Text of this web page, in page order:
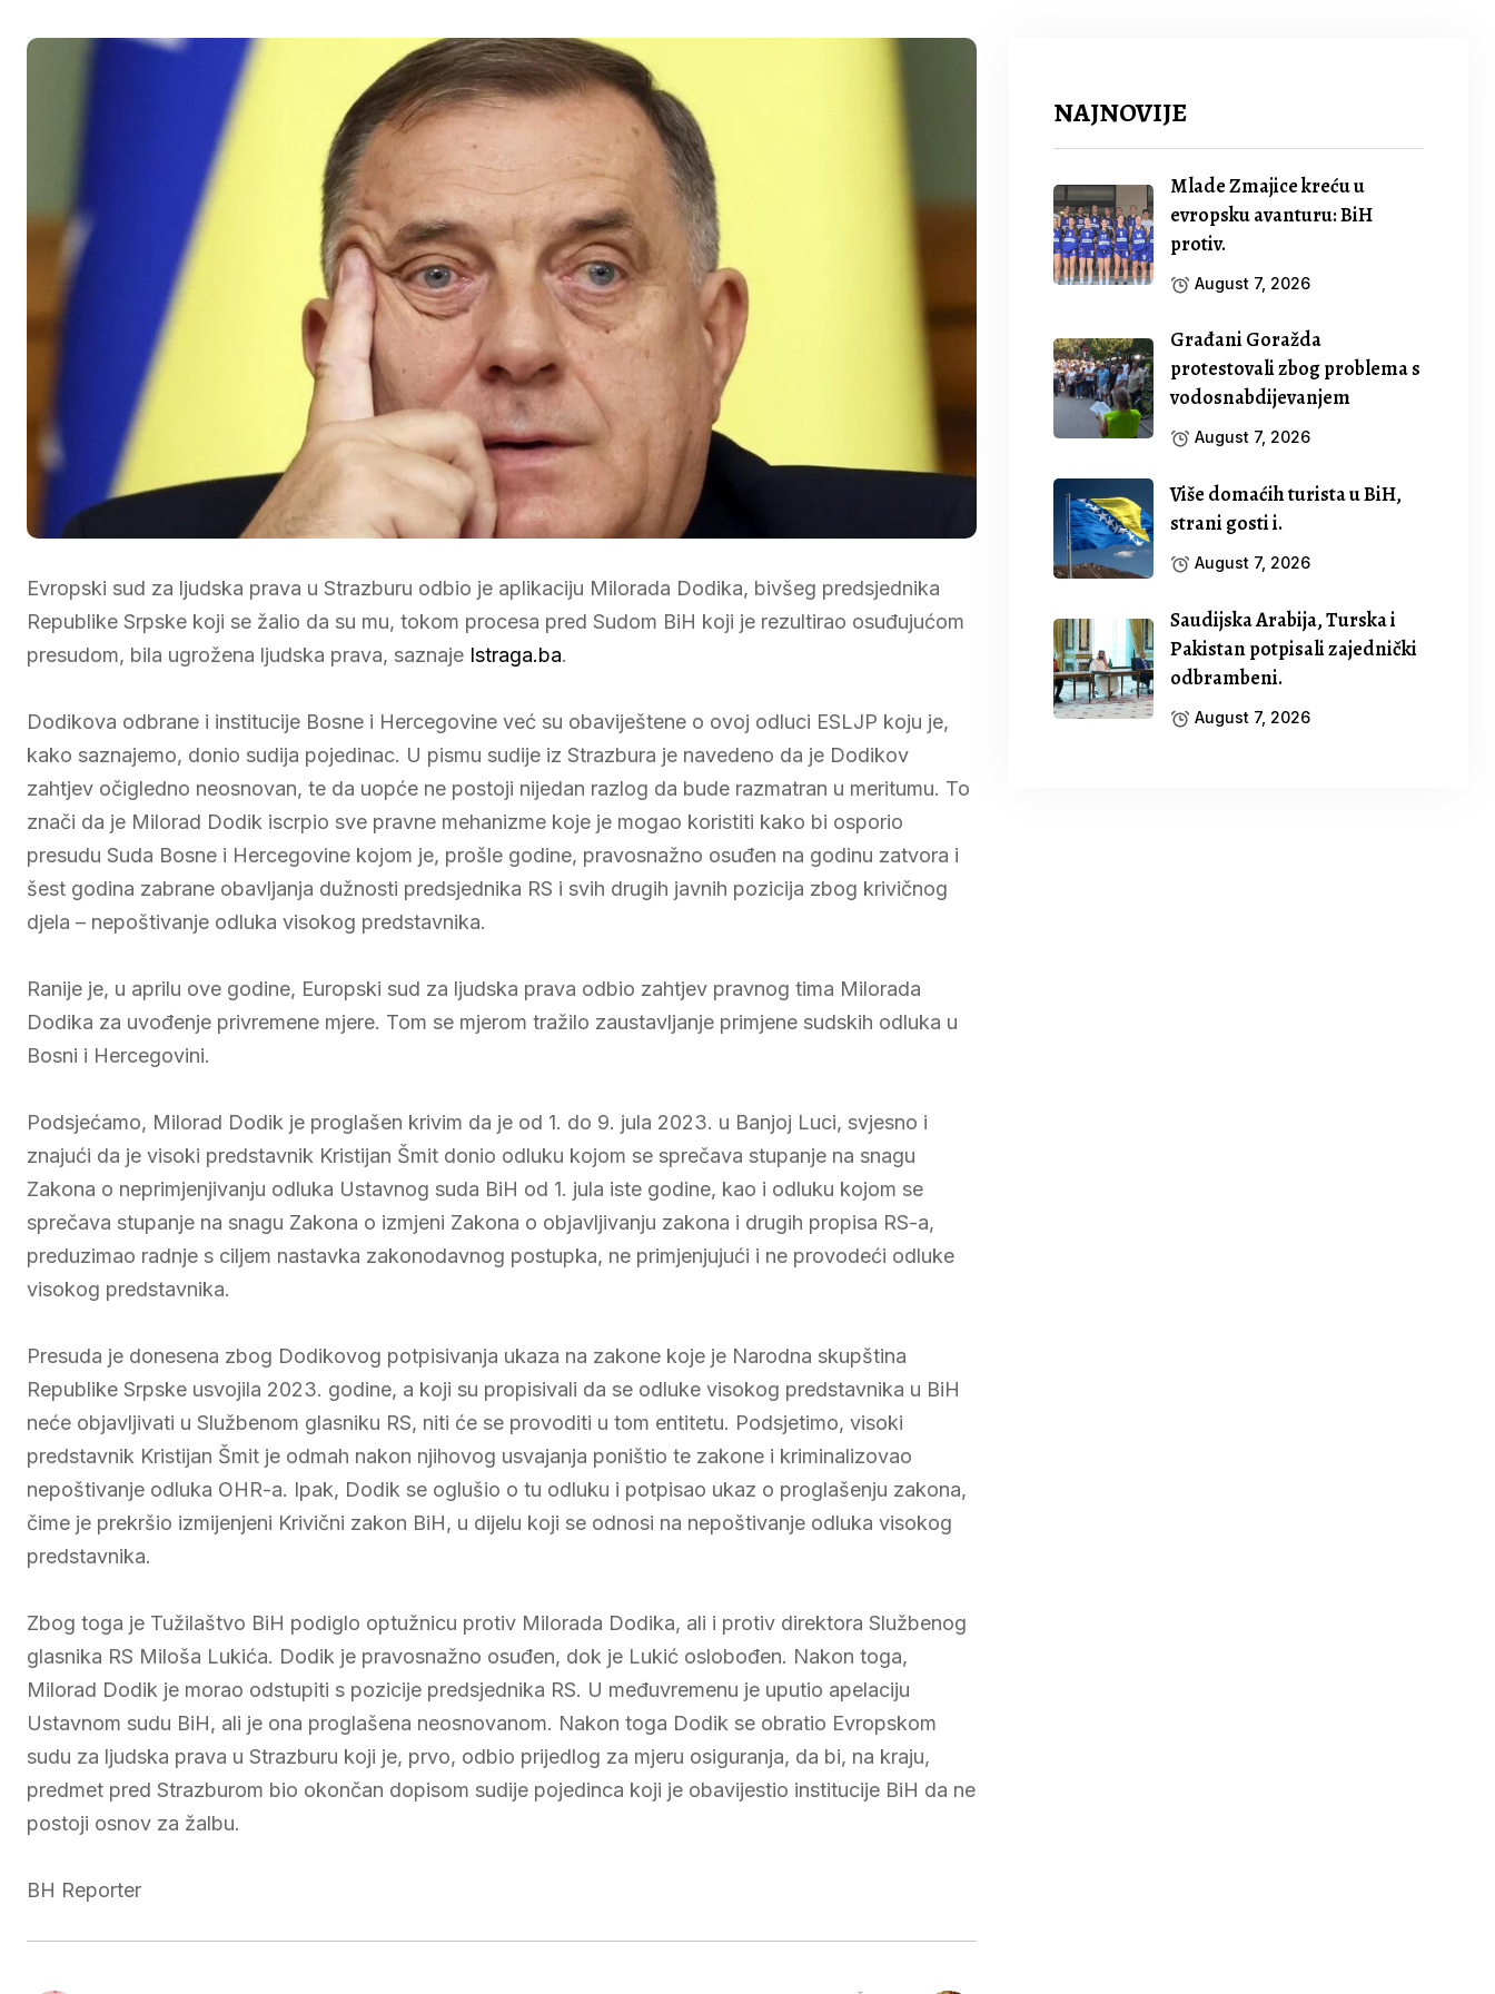
Evropski sud za ljudska prava u Strazburu odbio je aplikaciju Milorada Dodika, bivšeg predsjednika
Republike Srpske koji se žalio da su mu, tokom procesa pred Sudom BiH koji je rezultirao osuđujućom
presudom, bila ugrožena ljudska prava, saznaje Istraga.ba.
Dodikova odbrane i institucije Bosne i Hercegovine već su obaviještene o ovoj odluci ESLJP koju je,
kako saznajemo, donio sudija pojedinac. U pismu sudije iz Strazbura je navedeno da je Dodikov
zahtjev očigledno neosnovan, te da uopće ne postoji nijedan razlog da bude razmatran u meritumu. To
znači da je Milorad Dodik iscrpio sve pravne mehanizme koje je mogao koristiti kako bi osporio
presudu Suda Bosne i Hercegovine kojom je, prošle godine, pravosnažno osuđen na godinu zatvora i
šest godina zabrane obavljanja dužnosti predsjednika RS i svih drugih javnih pozicija zbog krivičnog
djela – nepoštivanje odluka visokog predstavnika.
Ranije je, u aprilu ove godine, Europski sud za ljudska prava odbio zahtjev pravnog tima Milorada
Dodika za uvođenje privremene mjere. Tom se mjerom tražilo zaustavljanje primjene sudskih odluka u
Bosni i Hercegovini.
Podsjećamo, Milorad Dodik je proglašen krivim da je od 1. do 9. jula 2023. u Banjoj Luci, svjesno i
znajući da je visoki predstavnik Kristijan Šmit donio odluku kojom se sprečava stupanje na snagu
Zakona o neprimjenjivanju odluka Ustavnog suda BiH od 1. jula iste godine, kao i odluku kojom se
sprečava stupanje na snagu Zakona o izmjeni Zakona o objavljivanju zakona i drugih propisa RS-a,
preduzimao radnje s ciljem nastavka zakonodavnog postupka, ne primjenjujući i ne provodeći odluke
visokog predstavnika.
Presuda je donesena zbog Dodikovog potpisivanja ukaza na zakone koje je Narodna skupština
Republike Srpske usvojila 2023. godine, a koji su propisivali da se odluke visokog predstavnika u BiH
neće objavljivati u Službenom glasniku RS, niti će se provoditi u tom entitetu. Podsjetimo, visoki
predstavnik Kristijan Šmit je odmah nakon njihovog usvajanja poništio te zakone i kriminalizovao
nepoštivanje odluka OHR-a. Ipak, Dodik se oglušio o tu odluku i potpisao ukaz o proglašenju zakona,
čime je prekršio izmijenjeni Krivični zakon BiH, u dijelu koji se odnosi na nepoštivanje odluka visokog
predstavnika.
Zbog toga je Tužilaštvo BiH podiglo optužnicu protiv Milorada Dodika, ali i protiv direktora Službenog
glasnika RS Miloša Lukića. Dodik je pravosnažno osuđen, dok je Lukić oslobođen. Nakon toga,
Milorad Dodik je morao odstupiti s pozicije predsjednika RS. U međuvremenu je uputio apelaciju
Ustavnom sudu BiH, ali je ona proglašena neosnovanom. Nakon toga Dodik se obratio Evropskom
sudu za ljudska prava u Strazburu koji je, prvo, odbio prijedlog za mjeru osiguranja, da bi, na kraju,
predmet pred Strazburom bio okončan dopisom sudije pojedinca koji je obavijestio institucije BiH da ne
postoji osnov za žalbu.
BH Reporter
NAJNOVIJE
Mlade Zmajice kreću u
evropsku avanturu: BiH
protiv.
August 7, 2026
Građani Goražda
protestovali zbog problema s
vodosnabdijevanjem
August 7, 2026
Više domaćih turista u BiH,
strani gosti i.
August 7, 2026
Saudijska Arabija, Turska i
Pakistan potpisali zajednički
odbrambeni.
August 7, 2026